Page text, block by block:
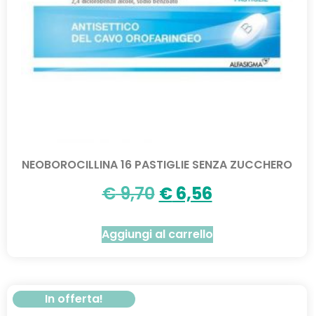
NEOBOROCILLINA 16 PASTIGLIE SENZA ZUCCHERO
€9,70 €6,56
Aggiungi al carrello
In offerta!